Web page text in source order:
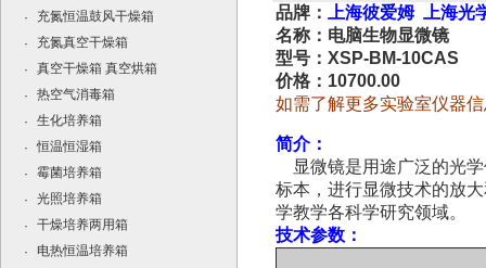
·
充氮恒温鼓风干燥箱
·
充氮真空干燥箱
·
真空干燥箱 真空烘箱
·
热空气消毒箱
·
生化培养箱
·
恒温恒湿箱
·
霉菌培养箱
·
光照培养箱
·
干燥培养两用箱
·
电热恒温培养箱
品牌：
上海彼爱姆 上海光
名称：电脑生物显微镜
型号：XSP-BM-10CAS
价格：10700.00
如需了解更多实验室仪器
简介：
显微镜是用途广泛的光学
标本，进行显微技术的放
学教学各科学研究领域。
技术参数：